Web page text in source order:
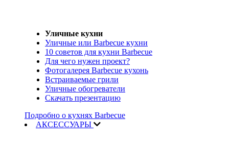
Уличные кухни
Уличные или Barbecue кухни
10 советов для кухни Barbecue
Для чего нужен проект?
Фотогалерея Barbecue кухонь
Встраиваемые грили
Уличные обогреватели
Скачать презентацию
Подробно о кухнях Barbecue
АКСЕССУАРЫ